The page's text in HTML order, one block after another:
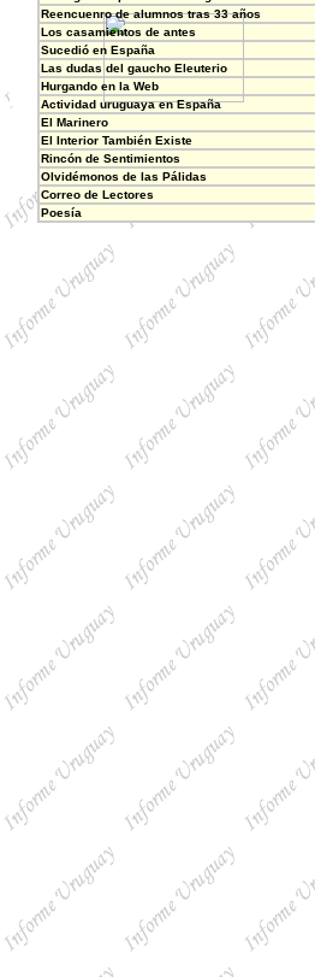
Reencuenro de alumnos tras 33 años
Los casamientos de antes
Sucedió en España
Las dudas del gaucho Eleuterio
Hurgando en la Web
Actividad uruguaya en España
El Marinero
El Interior También Existe
Rincón de Sentimientos
Olvidémonos de las Pálidas
Correo de Lectores
Poesía